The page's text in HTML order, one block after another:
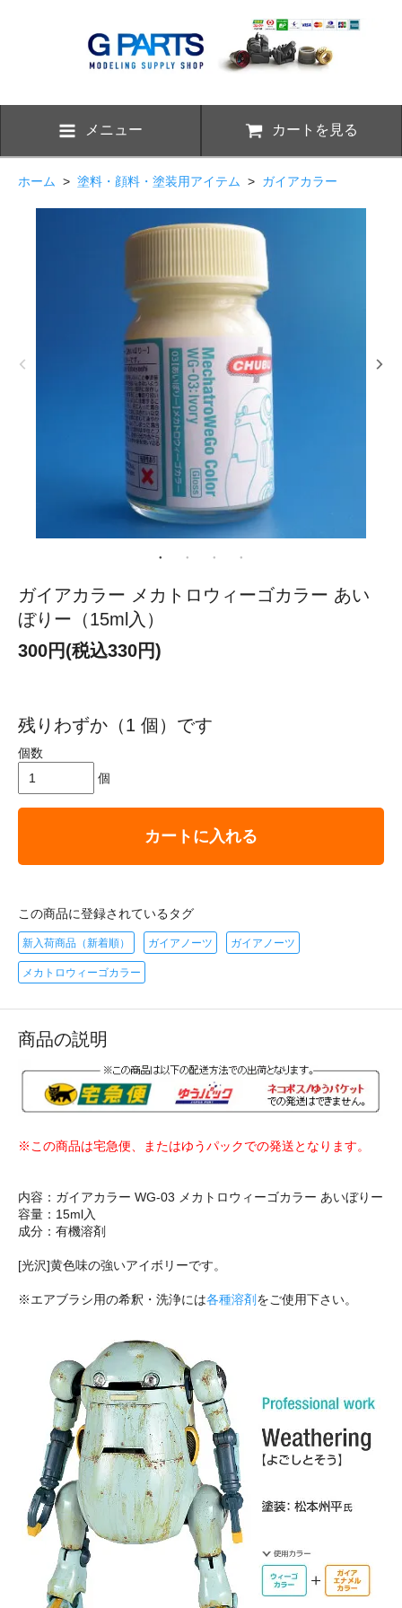
メニュー カートを見る
ホーム > 塗料・顔料・塗装用アイテム > ガイアカラー
ガイアカラー メカトロウィーゴカラー あい
ぼりー（15ml入）
300円(税込330円)
残りわずか（1 個）です
個数
個
カートに入れる
この商品に登録されているタグ
新入荷商品（新着順） ガイアノーツ ガイアノーツ
メカトロウィーゴカラー
商品の説明
※この商品は宅急便、またはゆうパックでの発送となります。
内容：ガイアカラー WG-03 メカトロウィーゴカラー あいぼりー
容量：15ml入
成分：有機溶剤
[光沢]黄色味の強いアイボリーです。
※エアブラシ用の希釈・洗浄には各種溶剤 をご使用下さい。